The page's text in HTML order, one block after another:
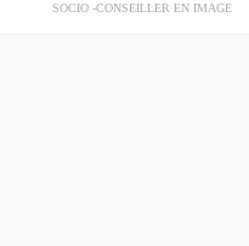
SOCIO -CONSEILLER EN IMAGE